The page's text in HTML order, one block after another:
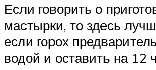
Если говорить о
мастырки, то здесь
если горох
водой и оставить на 12